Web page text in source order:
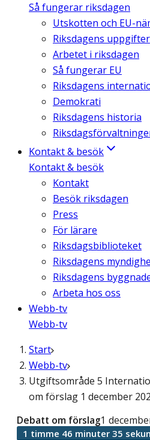
Så fungerar riksdagen
Utskotten och EU-
Riksdagens uppgifter
Arbetet i riksdagen
Så fungerar EU
Riksdagens
Demokrati
Riksdagens historia
Kontakt & besök
Kontakt & besök
Kontakt
Besök riksdagen
Press
För lärare
Riksdagsbiblioteket
Riksdagens
Riksdagens
Arbeta hos oss
Webb-tv
Webb-tv
Start
Webb-tv
Utgiftsområde 5
om förslag 1 december
Debatt om förslag1
1 timme 46 minuter 35